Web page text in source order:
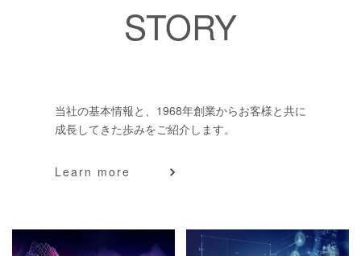
STORY
当社の基本情報と、1968年創業からお客様と共に
成長してきた歩みをご紹介します。
Learn more